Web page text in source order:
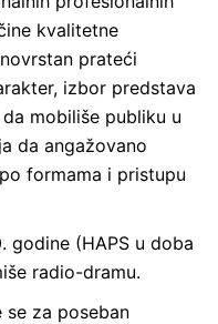
kvalitetne
prateći
izbor predstava
mobiliše publiku u
da angažovano
formama i pristupu
godine (HAPS u doba
radio-dramu.
se za poseban